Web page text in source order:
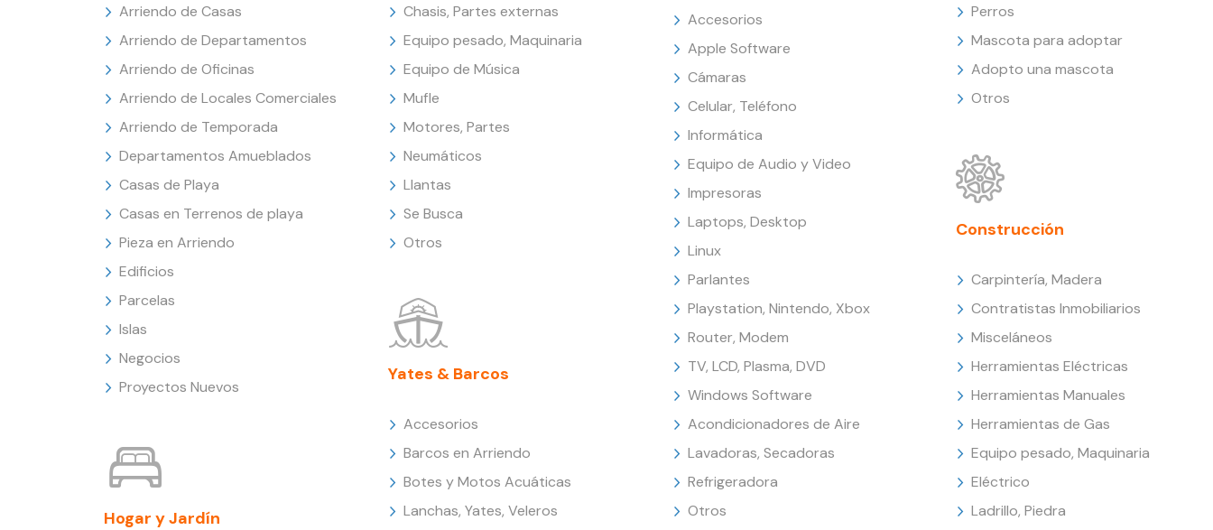
Arriendo de Casas
Arriendo de Departamentos
Arriendo de Oficinas
Arriendo de Locales Comerciales
Arriendo de Temporada
Departamentos Amueblados
Casas de Playa
Casas en Terrenos de playa
Pieza en Arriendo
Edificios
Parcelas
Islas
Negocios
Proyectos Nuevos
Hogar y Jardín
Chasis, Partes externas
Equipo pesado, Maquinaria
Equipo de Música
Mufle
Motores, Partes
Neumáticos
Llantas
Se Busca
Otros
Yates & Barcos
Accesorios
Barcos en Arriendo
Botes y Motos Acuáticas
Lanchas, Yates, Veleros
Accesorios
Apple Software
Cámaras
Celular, Teléfono
Informática
Equipo de Audio y Video
Impresoras
Laptops, Desktop
Linux
Parlantes
Playstation, Nintendo, Xbox
Router, Modem
TV, LCD, Plasma, DVD
Windows Software
Acondicionadores de Aire
Lavadoras, Secadoras
Refrigeradora
Otros
Perros
Mascota para adoptar
Adopto una mascota
Otros
Construcción
Carpintería, Madera
Contratistas Inmobiliarios
Misceláneos
Herramientas Eléctricas
Herramientas Manuales
Herramientas de Gas
Equipo pesado, Maquinaria
Eléctrico
Ladrillo, Piedra